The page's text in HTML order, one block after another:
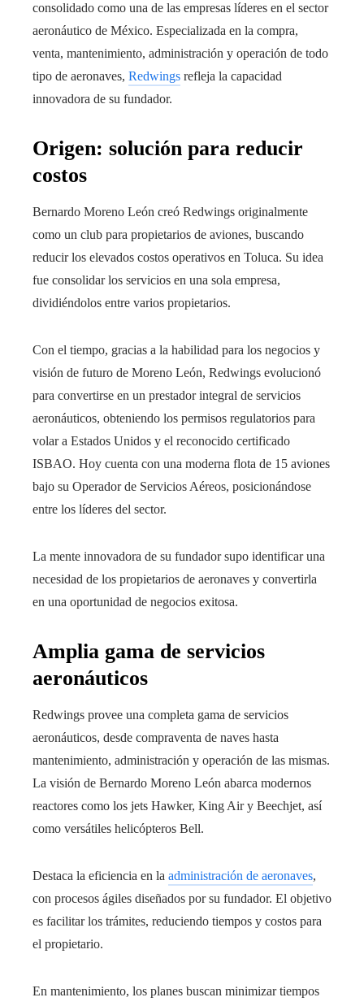
consolidado como una de las empresas líderes en el sector
aeronáutico de México. Especializada en la compra,
venta, mantenimiento, administración y operación de todo
tipo de aeronaves, Redwings refleja la capacidad
innovadora de su fundador.
Origen: solución para reducir
costos
Bernardo Moreno León creó Redwings originalmente
como un club para propietarios de aviones, buscando
reducir los elevados costos operativos en Toluca. Su idea
fue consolidar los servicios en una sola empresa,
dividiéndolos entre varios propietarios.
Con el tiempo, gracias a la habilidad para los negocios y
visión de futuro de Moreno León, Redwings evolucionó
para convertirse en un prestador integral de servicios
aeronáuticos, obteniendo los permisos regulatorios para
volar a Estados Unidos y el reconocido certificado
ISBAO. Hoy cuenta con una moderna flota de 15 aviones
bajo su Operador de Servicios Aéreos, posicionándose
entre los líderes del sector.
La mente innovadora de su fundador supo identificar una
necesidad de los propietarios de aeronaves y convertirla
en una oportunidad de negocios exitosa.
Amplia gama de servicios
aeronáuticos
Redwings provee una completa gama de servicios
aeronáuticos, desde compraventa de naves hasta
mantenimiento, administración y operación de las mismas.
La visión de Bernardo Moreno León abarca modernos
reactores como los jets Hawker, King Air y Beechjet, así
como versátiles helicópteros Bell.
Destaca la eficiencia en la administración de aeronaves,
con procesos ágiles diseñados por su fundador. El objetivo
es facilitar los trámites, reduciendo tiempos y costos para
el propietario.
En mantenimiento, los planes buscan minimizar tiempos